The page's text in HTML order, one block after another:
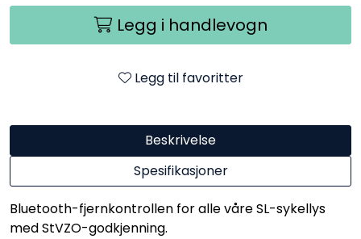
Legg i handlevogn
Legg til favoritter
Beskrivelse
Spesifikasjoner
Bluetooth-fjernkontrollen for alle våre SL-sykellys
med StVZO-godkjenning.